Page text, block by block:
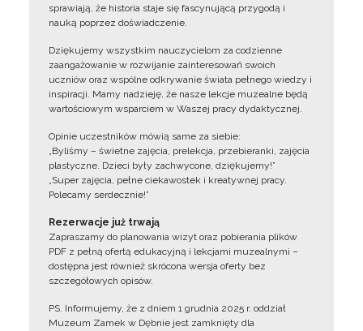
sprawiają, że historia staje się fascynującą przygodą i
nauką poprzez doświadczenie.
Dziękujemy wszystkim nauczycielom za codzienne
zaangażowanie w rozwijanie zainteresowań swoich
uczniów oraz wspólne odkrywanie świata pełnego wiedzy i
inspiracji. Mamy nadzieję, że nasze lekcje muzealne będą
wartościowym wsparciem w Waszej pracy dydaktycznej.
Opinie uczestników mówią same za siebie:
„Byliśmy – świetne zajęcia, prelekcja, przebieranki, zajęcia
plastyczne. Dzieci były zachwycone, dziękujemy!”
„Super zajęcia, pełne ciekawostek i kreatywnej pracy.
Polecamy serdecznie!”
Rezerwacje już trwają
Zapraszamy do planowania wizyt oraz pobierania plików
PDF z pełną ofertą edukacyjną i lekcjami muzealnymi –
dostępna jest również skrócona wersja oferty bez
szczegółowych opisów.
PS. Informujemy, że z dniem 1 grudnia 2025 r. oddział
Muzeum Zamek w Dębnie jest zamknięty dla